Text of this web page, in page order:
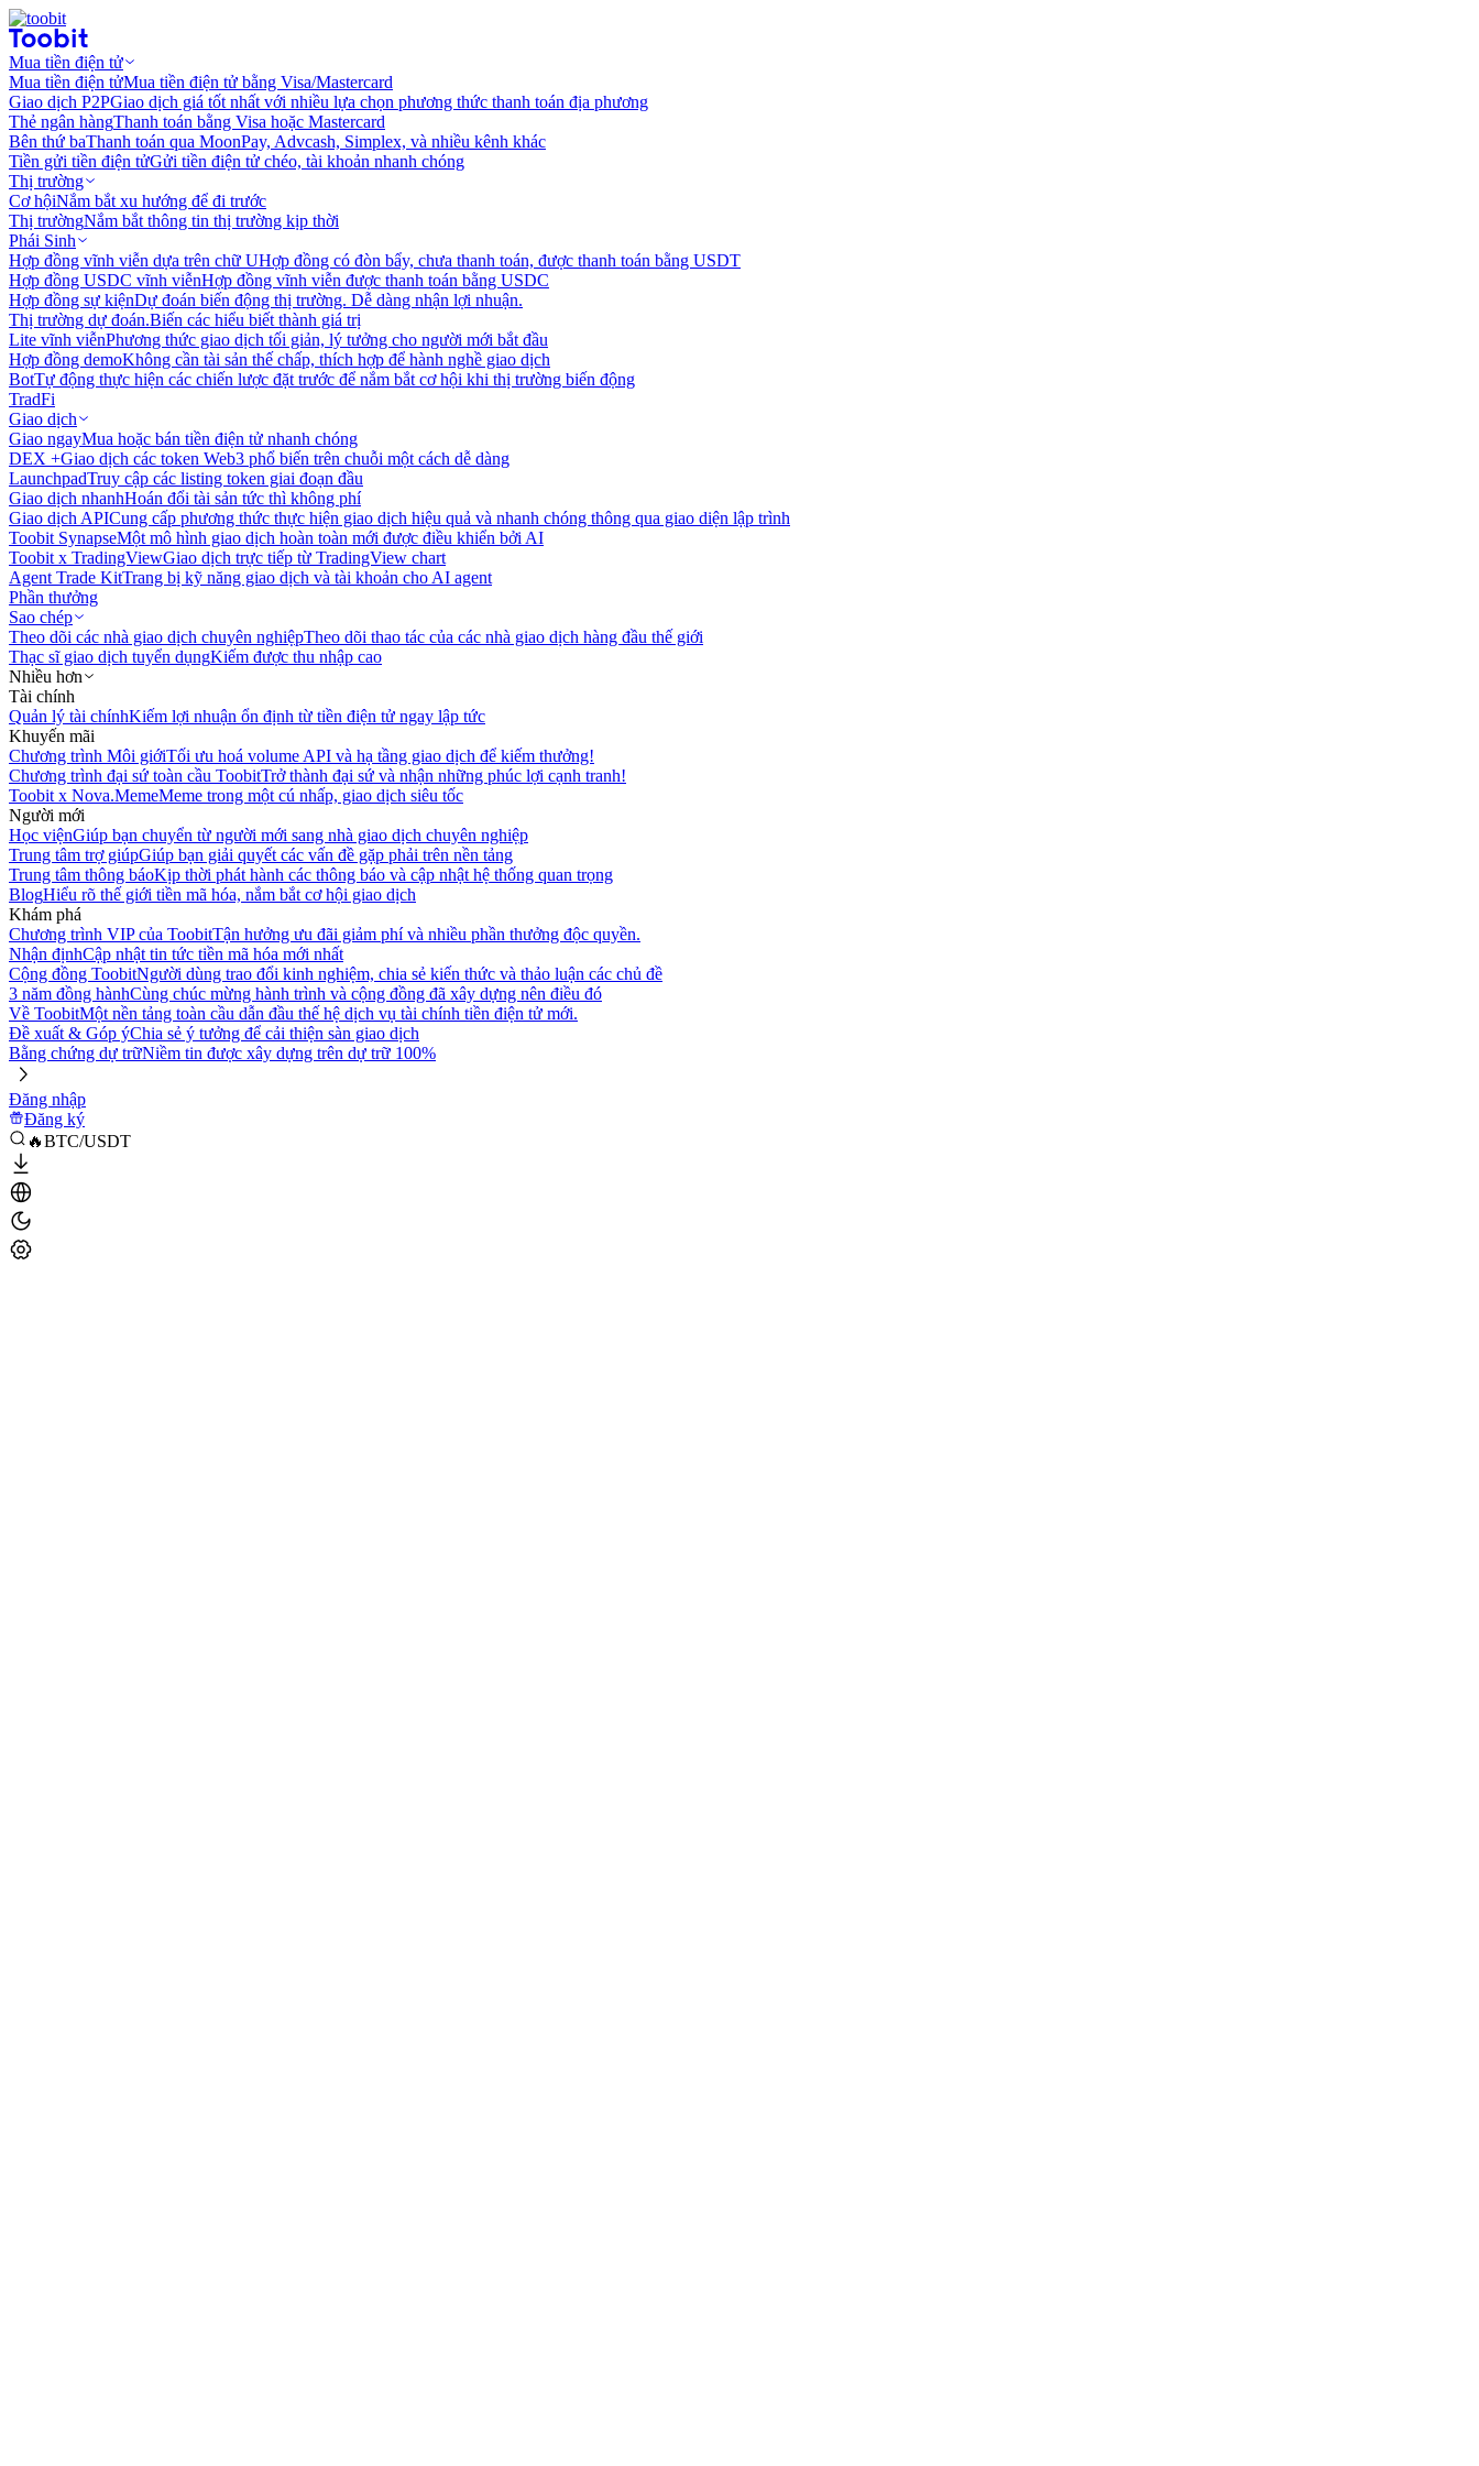
Mua tiền điện tử
Mua tiền điện tửMua tiền điện tử bằng Visa/Mastercard
Giao dịch P2PGiao dịch giá tốt nhất với nhiều lựa chọn phương thức thanh toán địa phương
Thẻ ngân hàngThanh toán bằng Visa hoặc Mastercard
Bên thứ baThanh toán qua MoonPay, Advcash, Simplex, và nhiều kênh khác
Tiền gửi tiền điện tửGửi tiền điện tử chéo, tài khoản nhanh chóng
Thị trường
Cơ hộiNắm bắt xu hướng để đi trước
Thị trườngNắm bắt thông tin thị trường kịp thời
Phái Sinh
Hợp đồng vĩnh viễn dựa trên chữ UHợp đồng có đòn bẩy, chưa thanh toán, được thanh toán bằng USDT
Hợp đồng USDC vĩnh viễnHợp đồng vĩnh viễn được thanh toán bằng USDC
Hợp đồng sự kiệnDự đoán biến động thị trường. Dễ dàng nhận lợi nhuận.
Thị trường dự đoán.Biến các hiểu biết thành giá trị
Lite vĩnh viễnPhương thức giao dịch tối giản, lý tưởng cho người mới bắt đầu
Hợp đồng demoKhông cần tài sản thế chấp, thích hợp để hành nghề giao dịch
BotTự động thực hiện các chiến lược đặt trước để nắm bắt cơ hội khi thị trường biến động
TradFi
Giao dịch
Giao ngayMua hoặc bán tiền điện tử nhanh chóng
DEX +Giao dịch các token Web3 phổ biến trên chuỗi một cách dễ dàng
LaunchpadTruy cập các listing token giai đoạn đầu
Giao dịch nhanhHoán đổi tài sản tức thì không phí
Giao dịch APICung cấp phương thức thực hiện giao dịch hiệu quả và nhanh chóng thông qua giao diện lập trình
Toobit SynapseMột mô hình giao dịch hoàn toàn mới được điều khiển bởi AI
Toobit x TradingViewGiao dịch trực tiếp từ TradingView chart
Agent Trade KitTrang bị kỹ năng giao dịch và tài khoản cho AI agent
Phần thưởng
Sao chép
Theo dõi các nhà giao dịch chuyên nghiệpTheo dõi thao tác của các nhà giao dịch hàng đầu thế giới
Thạc sĩ giao dịch tuyển dụngKiếm được thu nhập cao
Nhiều hơn
Tài chính
Quản lý tài chínhKiếm lợi nhuận ổn định từ tiền điện tử ngay lập tức
Khuyến mãi
Chương trình Môi giớiTối ưu hoá volume API và hạ tầng giao dịch để kiếm thưởng!
Chương trình đại sứ toàn cầu ToobitTrở thành đại sứ và nhận những phúc lợi cạnh tranh!
Toobit x Nova.MemeMeme trong một cú nhấp, giao dịch siêu tốc
Người mới
Học việnGiúp bạn chuyển từ người mới sang nhà giao dịch chuyên nghiệp
Trung tâm trợ giúpGiúp bạn giải quyết các vấn đề gặp phải trên nền tảng
Trung tâm thông báoKịp thời phát hành các thông báo và cập nhật hệ thống quan trọng
BlogHiểu rõ thế giới tiền mã hóa, nắm bắt cơ hội giao dịch
Khám phá
Chương trình VIP của ToobitTận hưởng ưu đãi giảm phí và nhiều phần thưởng độc quyền.
Nhận địnhCập nhật tin tức tiền mã hóa mới nhất
Cộng đồng ToobitNgười dùng trao đổi kinh nghiệm, chia sẻ kiến thức và thảo luận các chủ đề
3 năm đồng hànhCùng chúc mừng hành trình và cộng đồng đã xây dựng nên điều đó
Về ToobitMột nền tảng toàn cầu dẫn đầu thế hệ dịch vụ tài chính tiền điện tử mới.
Đề xuất & Góp ýChia sẻ ý tưởng để cải thiện sàn giao dịch
Bằng chứng dự trữNiềm tin được xây dựng trên dự trữ 100%
Đăng nhập
Đăng ký
🔥BTC/USDT